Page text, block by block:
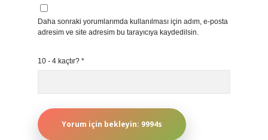
Daha sonraki yorumlarımda kullanılması için adım, e-posta
adresim ve site adresim bu tarayıcıya kaydedilsin.
10 - 4 kaçtır? *